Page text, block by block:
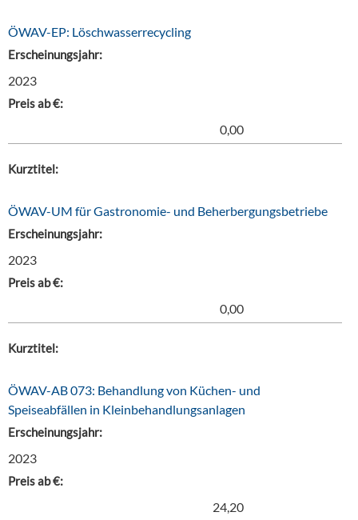
ÖWAV-EP: Löschwasserrecycling
Erscheinungsjahr:
2023
Preis ab €:
0,00
Kurztitel:
ÖWAV-UM für Gastronomie- und Beherbergungsbetriebe
Erscheinungsjahr:
2023
Preis ab €:
0,00
Kurztitel:
ÖWAV-AB 073: Behandlung von Küchen- und
Speiseabfällen in Kleinbehandlungsanlagen
Erscheinungsjahr:
2023
Preis ab €:
24,20